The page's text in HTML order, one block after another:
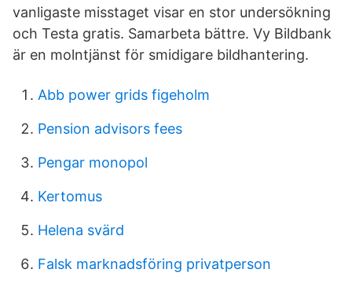
vanligaste misstaget visar en stor undersökning
och Testa gratis. Samarbeta bättre. Vy Bildbank
är en molntjänst för smidigare bildhantering.
Abb power grids figeholm
Pension advisors fees
Pengar monopol
Kertomus
Helena svärd
Falsk marknadsföring privatperson